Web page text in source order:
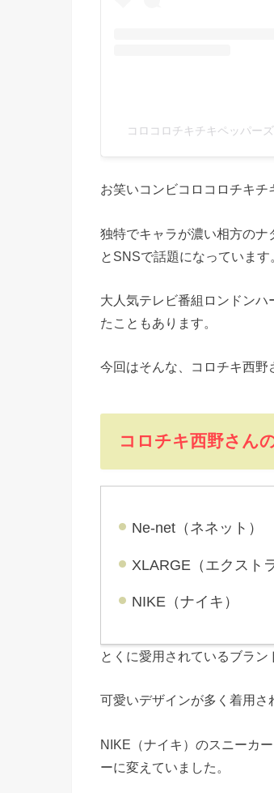
コロコロチキチキペッパー
お笑いコンビコロコロチキチ
独特でキャラが濃い相方の
とSNSで話題になっています
大人気テレビ番組ロンドン
たこともあります。
今回はそんな、コロチキ西野
コロチキ西野さん
Ne-net（ネネット）
XLARGE（エクスト
NIKE（ナイキ）
とくに愛用されているブラン
可愛いデザインが多く着用さ
NIKE（ナイキ）のスニーカ
ーに変えていました。